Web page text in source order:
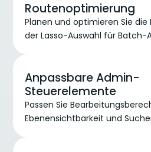
Routenoptimierung
Planen und optimieren Sie
der Lasso-Auswahl für Batch-
Anpassbare Admin-
Steuerelemente
Passen Sie
Ebenensichtbarkeit und